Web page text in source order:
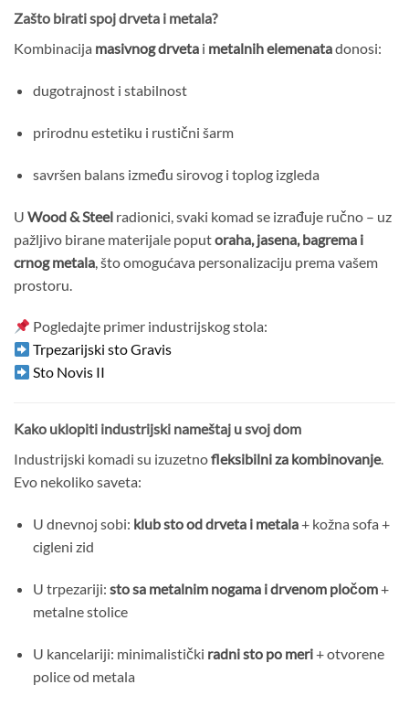
Zašto birati spoj drveta i metala?
Kombinacija masivnog drveta i metalnih elemenatadonosi:
dugotrajnost i stabilnost
prirodnu estetiku i rustični šarm
savršen balans između sirovog i toplog izgleda
U Wood & Steel radionici, svaki komad se izrađuje ručno – uz
pažljivo birane materijale poputoraha, jasena, bagrema i
crnog metala , što omogućava personalizaciju prema vašem
prostoru.
Pogledajte primer industrijskog stola:
Trpezarijski stoGravis
Sto Novis II
Kako uklopiti industrijski nameštaj u svoj dom
Industrijski komadi su izuzetnofleksibilni za kombinovanje.
Evo nekoliko saveta:
U dnevnoj sobi: klub sto od drveta i metala+ kožna sofa +
cigleni zid
U trpezariji: sto sa metalnim nogama i drvenom pločom+
metalne stolice
U kancelariji: minimalistički radni sto po meri+ otvorene
police od metala